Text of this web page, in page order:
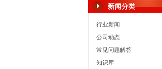
新闻分类
行业新闻
公司动态
常见问题解答
知识库